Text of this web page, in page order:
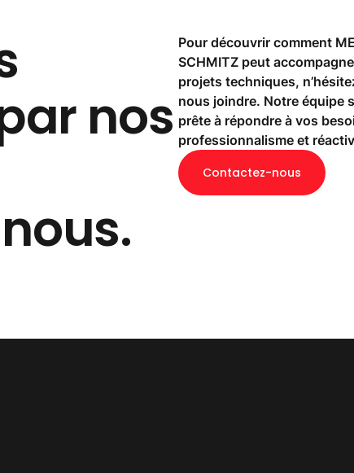
nos
Pour découvrir comment
SCHMITZ peut
projets techniques,
nous joindre. Notre équipe
prête à répondre à vos
professionnalisme et
Contactez-nous